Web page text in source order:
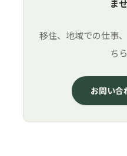
ま
移住、地域での仕事
ち
お問い合